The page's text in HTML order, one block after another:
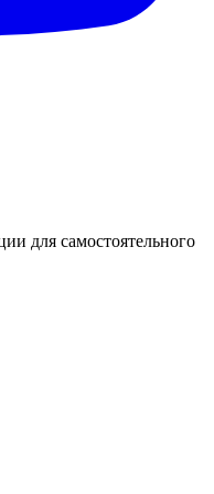
для самостоятельного